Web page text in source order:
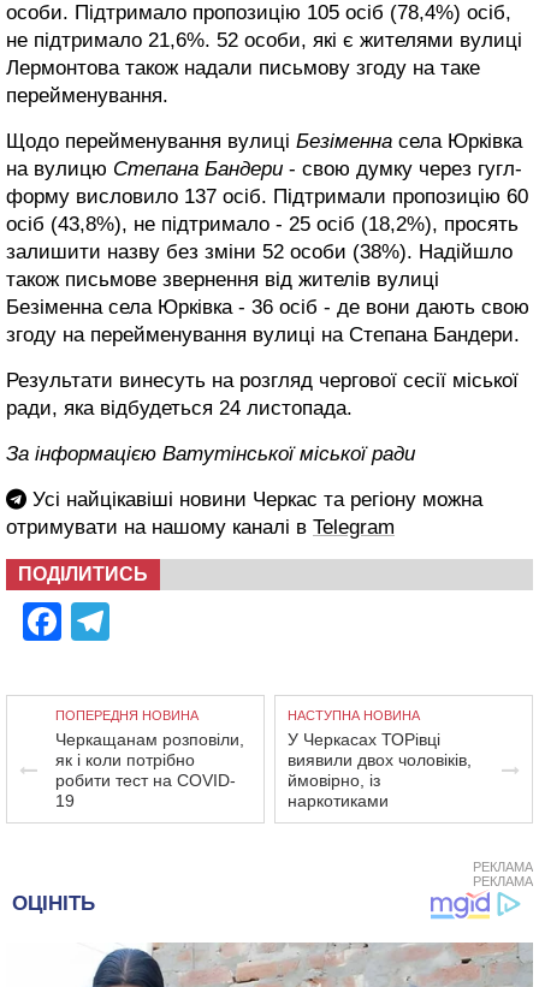
особи. Підтримало пропозицію 105 осіб (78,4%) осіб,
не підтримало 21,6%. 52 особи, які є жителями вулиці
Лермонтова також надали письмову згоду на таке
перейменування.
Щодо перейменування вулиці Безіменна села Юрківка
на вулицю Степана Бандери - свою думку через гугл-
форму висловило 137 осіб. Підтримали пропозицію 60
осіб (43,8%), не підтримало - 25 осіб (18,2%), просять
залишити назву без зміни 52 особи (38%). Надійшло
також письмове звернення від жителів вулиці
Безіменна села Юрківка - 36 осіб - де вони дають свою
згоду на перейменування вулиці на Степана Бандери.
Результати винесуть на розгляд чергової сесії міської
ради, яка відбудеться 24 листопада.
За інформацією Ватутінської міської ради
Усі найцікавіші новини Черкас та регіону можна
отримувати на нашому каналі в Telegram
ПОДІЛИТИСЬ
Facebook
ПОПЕРЕДНЯ НОВИНА
Черкащанам розповіли,
як і коли потрібно
робити тест на COVID-
19
НАСТУПНА НОВИНА
У Черкасах ТОРівці
виявили двох чоловіків,
ймовірно, із
наркотиками
РЕКЛАМА
РЕКЛАМА